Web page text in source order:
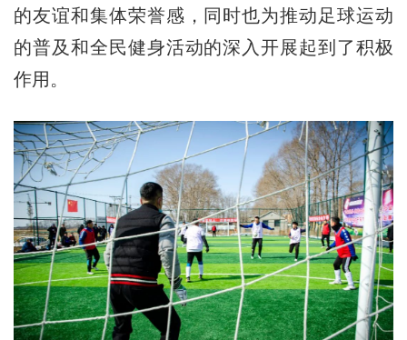
的友谊和集体荣誉感，同时也为推动足球运动
的普及和全民健身活动的深入开展起到了积极
作用。